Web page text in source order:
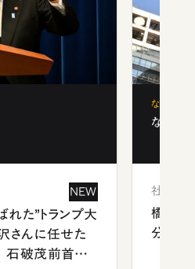
NEW
れた”トランプ大
さんに任せた
石破茂前首相
なぜ「フ
なぜ「
社会
橋本愛
分 佐